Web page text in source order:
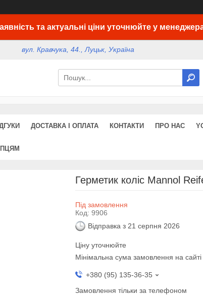
та актуальні ціни уточнюйте у
вул. Кравчука, 44., Луцьк, Україна
ДОСТАВКА І ОПЛАТА КОНТАКТИ ПРО НАС
Герметик коліс Mannol
Під замовлення
Код: 9906
Відправка з 21 серпня 2026
Ціну уточнюйте
Мінімальна сума замовлення на
+380 (95) 135-36-35
Замовлення тільки за телефоном